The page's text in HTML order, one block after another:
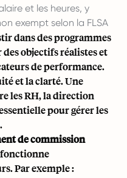
et les heures, y
exempt selon la FLSA
dans des programmes
objectifs réalistes et
de performance.
et la clarté. Une
les RH, la direction
pour gérer les
de commission
Par exemple :